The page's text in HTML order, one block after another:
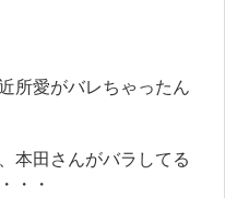
所愛がバレちゃったん
本田さんがバラしてる
・・